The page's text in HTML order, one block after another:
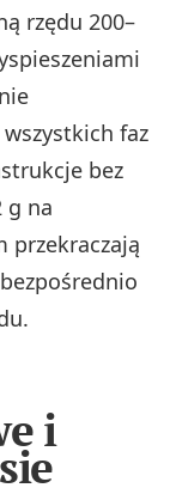
rzędu 200–
faz
bez
g na
przekraczają
i